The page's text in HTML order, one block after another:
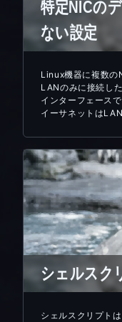
特定NICの
ない設定
Linux機器に複数の
LANのみに接続し
インターフェース
イーサネットは
シェルスク
シェルスクリプト